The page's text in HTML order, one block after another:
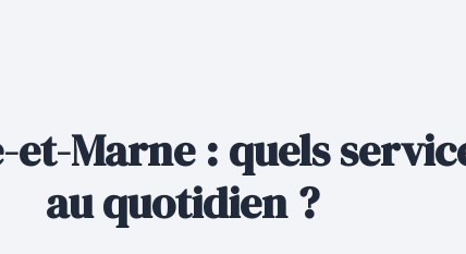
et-Marne : quels
au quotidien ?